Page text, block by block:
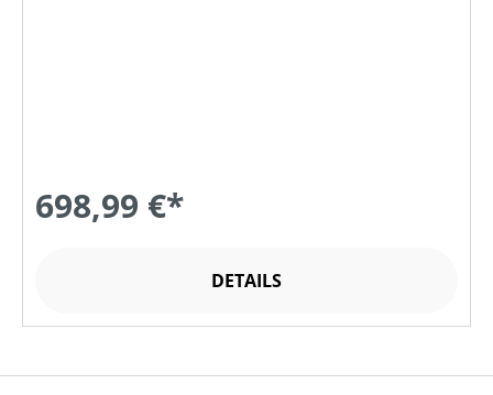
698,99 €*
DETAILS